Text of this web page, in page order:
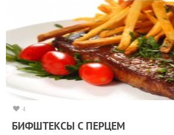
4
БИФШТЕКСЫ С ПЕРЦЕМ